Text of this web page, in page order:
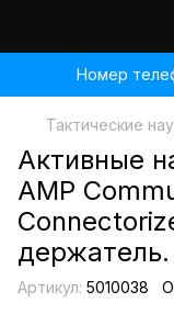
Номер
Тактические
Активные
AMP
Артикул: 5010038